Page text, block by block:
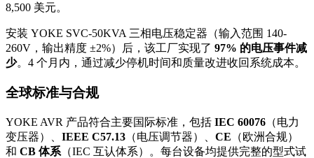
8,500 美元。
安装 YOKE SVC-50KVA 三相电压稳定器（输入范围 140-
260V，输出精度 ±2%）后，该工厂实现了 97% 的电压事件减
少。4 个月内，通过减少停机时间和质量改进收回系统成本。
全球标准与合规
YOKE AVR 产品符合主要国际标准，包括 IEC 60076 （电力
变压器）、 IEEE C57.13 （电压调节器）、 CE （欧洲合规）
和 CB 体系 （IEC 互认体系）。每台设备均提供完整的型式试